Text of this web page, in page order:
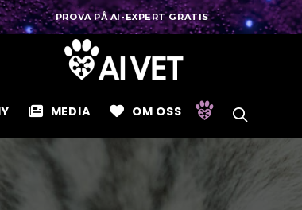
PROVA PÅ AI-EXPERT GRATIS
MEDIA OM OSS